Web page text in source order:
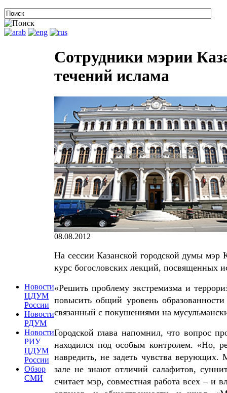
Новости
ЦДУМ
России
Новости
РДУМ
Новости
РИУ
ЦДУМ
России
Обзор
СМИ
Сотрудники мэрии
течений ислама
08.08.2012
На сессии Казанской городской думы
курс богословских лекций, посвященных
«Решить проблему экстремизма и
повысить общий уровень
связанный с покушениями на
Городской глава напомнил, что вопрос
находился под особым контролем. «Но,
навредить, не задеть чувства
зале не знают отличий салафитов,
считает мэр, совместная работа всех – и